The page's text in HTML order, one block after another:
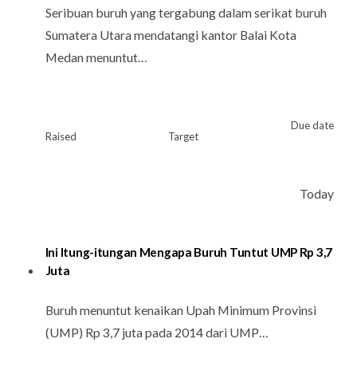
Seribuan buruh yang tergabung dalam serikat buruh
Sumatera Utara mendatangi kantor Balai Kota
Medan menuntut…
Raised Target
Due date
Today
Ini Itung-itungan Mengapa Buruh Tuntut UMP Rp 3,7
Juta
Buruh menuntut kenaikan Upah Minimum Provinsi
(UMP) Rp 3,7 juta pada 2014 dari UMP…